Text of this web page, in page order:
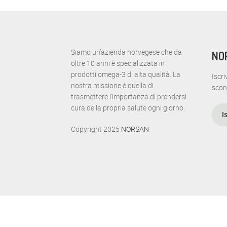
Siamo un’azienda norvegese che da
oltre 10 anni è specializzata in
prodotti omega-3 di alta qualità. La
nostra missione è quella di
trasmettere l’importanza di prendersi
cura della propria salute ogni giorno.
Copyright 2025 NORSAN